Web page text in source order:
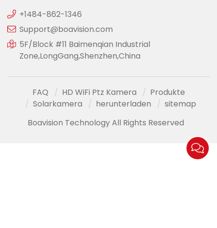
+1484-862-1346
Support@boavision.com
5F/Block #11 Baimenqian Industrial
Zone,LongGang,Shenzhen,China
FAQ HD WiFi Ptz Kamera
Produkte
Solarkamera
herunterladen
sitemap
Boavision Technology All Rights Reserved